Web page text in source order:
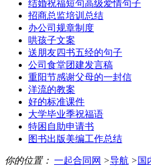
结婚祝福短句高级爱情句子
招商总监培训总结
办公司规章制度
哄孩子文案
送朋友四书五经的句子
公司食堂团建发言稿
重阳节感谢父母的一封信
洋流的教案
好的标准课件
大学毕业季祝福语
特困自助申请书
图书出版美编工作总结
你的位置： 一起合同网 >导航 >国